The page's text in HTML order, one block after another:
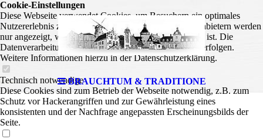
BRAUCHTUM & TRADITIONE
Cookie-Einstellungen
Diese Webseite verwendet Cookies, um Besuchern ein optimales
Nutzererlebnis zu bieten. Bestimmte Inhalte von Drittanbietern werden
nur angezeigt, wenn die entsprechende Option aktiviert ist. Die
Datenverarbeitung kann dann auch in einem Drittland erfolgen.
Weitere Informationen hierzu in der Datenschutzerklärung.
Technisch notwendige
Diese Cookies sind zum Betrieb der Webseite notwendig, z.B. zum
Schutz vor Hackerangriffen und zur Gewährleistung eines
konsistenten und der Nachfrage angepassten Erscheinungsbilds der
Seite.